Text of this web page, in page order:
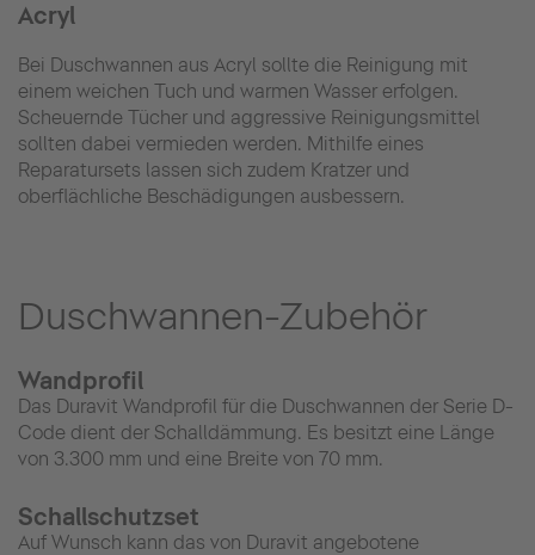
Acryl
Bei Duschwannen aus Acryl sollte die Reinigung mit
einem weichen Tuch und warmen Wasser erfolgen.
Scheuernde Tücher und aggressive Reinigungsmittel
sollten dabei vermieden werden. Mithilfe eines
Reparatursets lassen sich zudem Kratzer und
oberflächliche Beschädigungen ausbessern.
Duschwannen-Zubehör
Wandprofil
Das Duravit Wandprofil für die Duschwannen der Serie D-
Code dient der Schalldämmung. Es besitzt eine Länge
von 3.300 mm und eine Breite von 70 mm.
Schallschutzset
Auf Wunsch kann das von Duravit angebotene